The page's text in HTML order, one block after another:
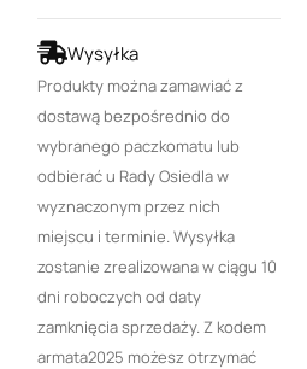
Wysyłka
Produkty można zamawiać z
dostawą bezpośrednio do
wybranego paczkomatu lub
odbierać u Rady Osiedla w
wyznaczonym przez nich
miejscu i terminie. Wysyłka
zostanie zrealizowana w ciągu 10
dni roboczych od daty
zamknięcia sprzedaży. Z kodem
armata2025 możesz otrzymać